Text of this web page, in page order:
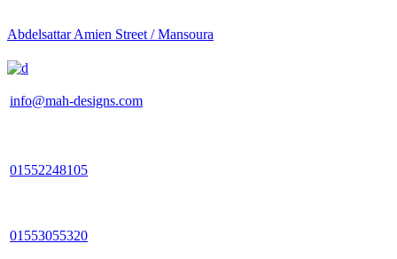
Abdelsattar Amien Street / Mansoura
info@mah-designs.com
01552248105
01553055320